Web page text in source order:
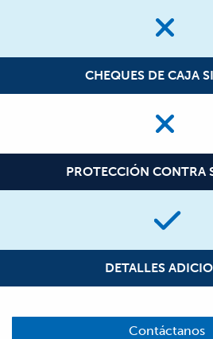
CHEQUES DE CAJA
PROTECCIÓN CONTRA
DETALLES
Contáctanos